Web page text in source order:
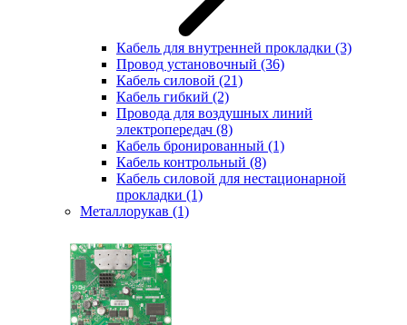
Кабель для внутренней прокладки (3)
Провод установочный (36)
Кабель силовой (21)
Кабель гибкий (2)
Провода для воздушных линий
электропередач (8)
Кабель бронированный (1)
Кабель контрольный (8)
Кабель силовой для нестационарной
прокладки (1)
Металлорукав (1)